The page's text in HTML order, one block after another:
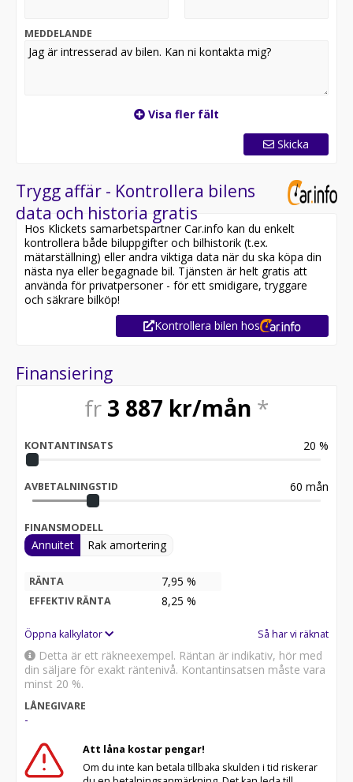
MEDDELANDE
Visa fler fält
Skicka
Trygg affär - Kontrollera bilens
data och historia gratis
Hos Klickets samarbetspartner Car.info kan du enkelt
kontrollera både biluppgifter och bilhistorik (t.ex.
mätarställning) eller andra viktiga data när du ska köpa din
nästa nya eller begagnade bil. Tjänsten är helt gratis att
använda för privatpersoner - för ett smidigare, tryggare
och säkrare bilköp!
Kontrollera bilen hos
Finansiering
fr 3 887 kr/mån *
KONTANTINSATS 20 %
AVBETALNINGSTID 60 mån
FINANSMODELL
Annuitet Rak amortering
RÄNTA 7,95 %
EFFEKTIV RÄNTA 8,25 %
Öppna kalkylator Så har vi räknat
Detta är ett räkneexempel. Räntan är indikativ, hör med
din säljare för exakt räntenivå. Kontantinsatsen måste vara
minst 20 %.
LÅNEGIVARE
-
Att låna kostar pengar!
Om du inte kan betala tillbaka skulden i tid riskerar